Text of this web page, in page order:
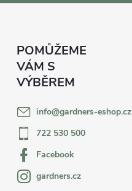
info@gardners-eshop.cz
722 530 500
Facebook
gardners.cz